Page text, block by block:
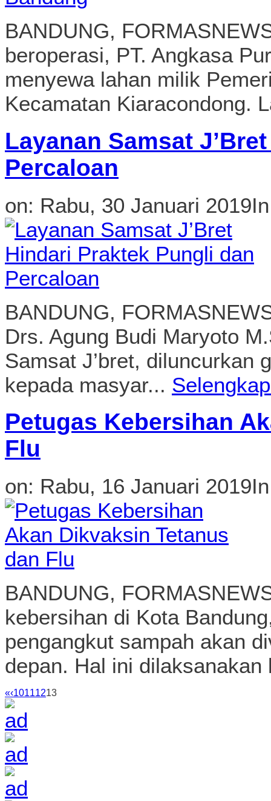
Layanan Samsat
Percaloan
on:Rabu, 30 Januari 2019
Drs. Agung Budi Maryoto
Samsat J’bret,
kepada masyar...
Petugas Kebersihan
Flu
on:Rabu, 16 Januari 2019
kebersihan di Kota
pengangkut sampah akan
depan. Hal ini
«‹10111213
Seni Budaya